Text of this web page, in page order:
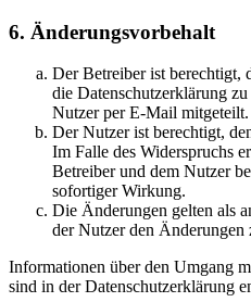
6. Änderungsvorbehalt
Der Betreiber ist berechtigt,
die Datenschutzerklärung
Nutzer per E-Mail mitgeteilt.
Der Nutzer ist berechtigt,
Im Falle des Widerspruchs
Betreiber und dem Nutzer
sofortiger Wirkung.
Die Änderungen gelten als
der Nutzer den Änderungen
Informationen über den Umgang
sind in der Datenschutzerklärung